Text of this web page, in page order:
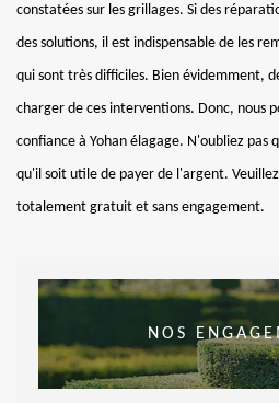
constatées sur les grillages. Si des
des solutions, il est indispensable de les
qui sont très difficiles. Bien évidemment,
charger de ces interventions. Donc, nous
confiance à Yohan élagage. N'oubliez pas
qu'il soit utile de payer de l'argent.
totalement gratuit et sans engagement.
NOS